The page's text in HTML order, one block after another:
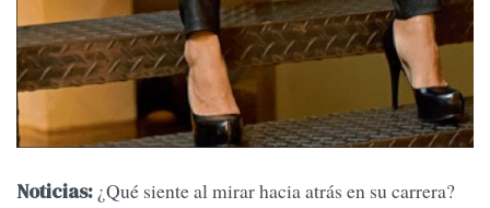
Noticias: ¿Qué siente al mirar hacia atrás en su carrera?